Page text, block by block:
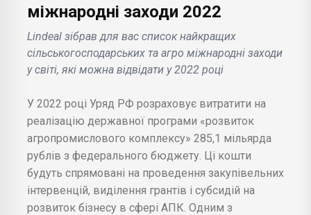
міжнародні заходи 2022
Lindeal зібрав для вас список найкращих
сільськогосподарських та агро міжнародні заходи
у світі, які можна відвідати у 2022 році
У 2022 році Уряд РФ розраховує витратити на
реалізацію державної програми «розвиток
агропромислового комплексу» 285,1 мільярда
рублів з федерального бюджету. Ці кошти
будуть спрямовані на проведення закупівельних
інтервенцій, виділення грантів і субсидій на
розвиток бізнесу в сфері АПК. Одним з